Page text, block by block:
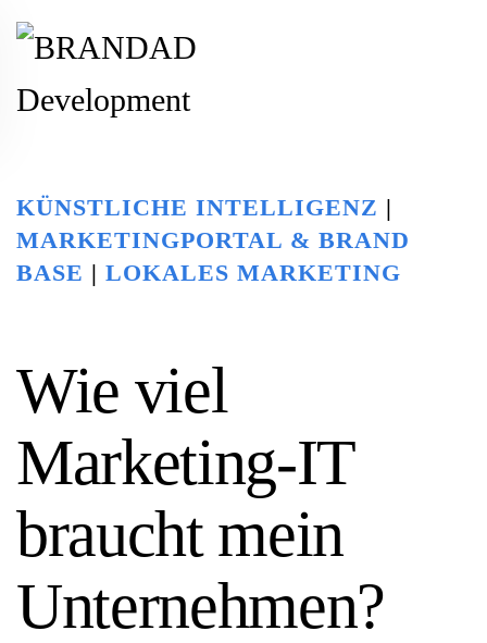
KÜNSTLICHE INTELLIGENZ |
MARKETINGPORTAL & BRAND
BASE | LOKALES MARKETING
Wie viel
Marketing-IT
braucht mein
Unternehmen?